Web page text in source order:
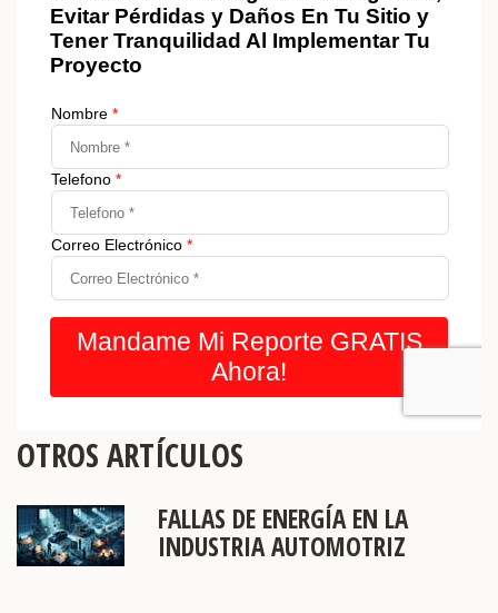
OTROS ARTÍCULOS
FALLAS DE ENERGÍA EN LA
INDUSTRIA AUTOMOTRIZ